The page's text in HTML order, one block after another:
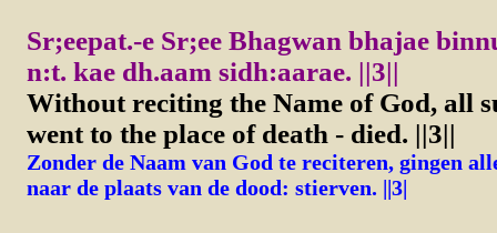
Sr;eepat.-e Sr;ee Bhagwan bhajae
n:t. kae dh.aam sidh:aarae. ||3||
Without reciting the Name of God, all
went to the place of death - died. ||3||
Zonder de Naam van God te reciteren, gingen
naar de plaats van de dood: stierven. ||3|